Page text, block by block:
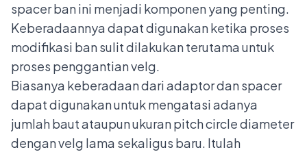
spacer ban ini menjadi komponen yang penting.
Keberadaannya dapat digunakan ketika proses
modifikasi ban sulit dilakukan terutama untuk
proses penggantian velg.
Biasanya keberadaan dari adaptor dan spacer
dapat digunakan untuk mengatasi adanya
jumlah baut ataupun ukuran pitch circle diameter
dengan velg lama sekaligus baru. Itulah